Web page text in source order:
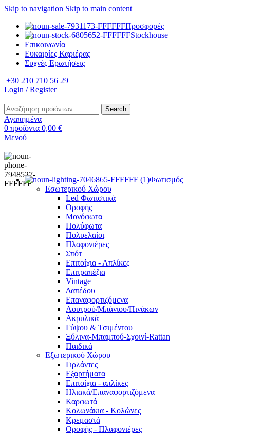
Skip to navigation Skip to main content
Προσφορές
Stockhouse
Επικοινωνία
Ευκαιρίες Καριέρας
Συχνές Ερωτήσεις
+30 210 710 56 29
Login / Register
Search
Αγαπημένα
0 προϊόντα 0,00 €
Μενού
Φωτισμός
Εσωτερικού Χώρου
Led Φωτιστικά
Οροφής
Μονόφωτα
Πολύφωτα
Πολυελαίοι
Πλαφονιέρες
Σπότ
Επιτοίχια - Απλίκες
Επιτραπέζια
Vintage
Δαπέδου
Επαναφορτιζόμενα
Λουτρού/Μπάνιου/Πινάκων
Ακρυλικά
Γύψου & Τσιμέντου
Ξύλινα-Μπαμπού-Σχοινί-Rattan
Παιδικά
Εξωτερικού Χώρου
Γιρλάντες
Εξαρτήματα
Επιτοίχια - απλίκες
Ηλιακά/Επαναφορτιζόμενα
Καρφωτά
Κολωνάκια - Κολώνες
Κρεμαστά
Οροφής - Πλαφονιέρες